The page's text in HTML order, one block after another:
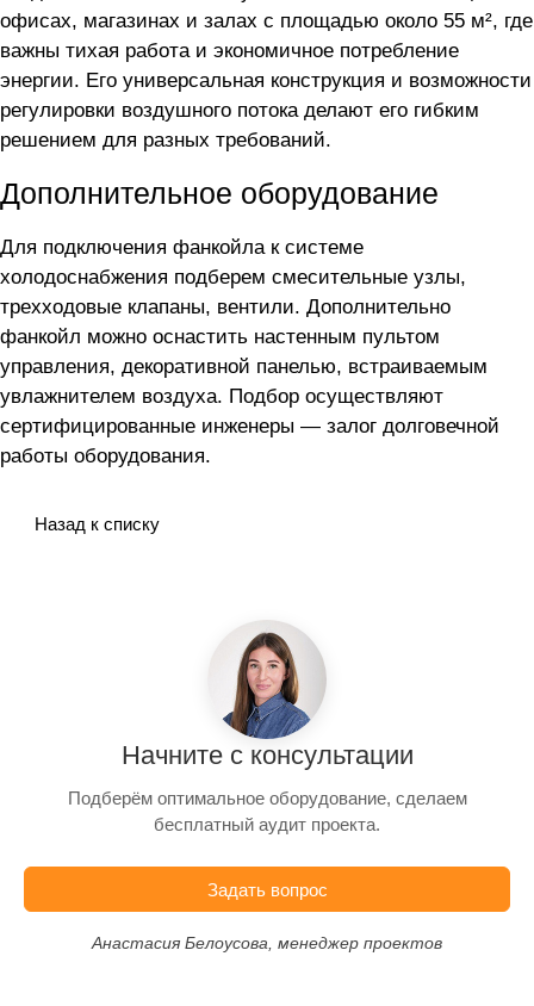
офисах, магазинах и залах с площадью около 55 м², где
важны тихая работа и экономичное потребление
энергии. Его универсальная конструкция и возможности
регулировки воздушного потока делают его гибким
решением для разных требований.
Дополнительное оборудование
Для подключения фанкойла к системе
холодоснабжения подберем смесительные узлы,
трехходовые клапаны, вентили. Дополнительно
фанкойл можно оснастить настенным пультом
управления, декоративной панелью, встраиваемым
увлажнителем воздуха. Подбор осуществляют
сертифицированные инженеры — залог долговечной
работы оборудования.
Назад к списку
Начните с консультации
Подберём оптимальное оборудование, сделаем
бесплатный аудит проекта.
Задать вопрос
Анастасия Белоусова, менеджер проектов